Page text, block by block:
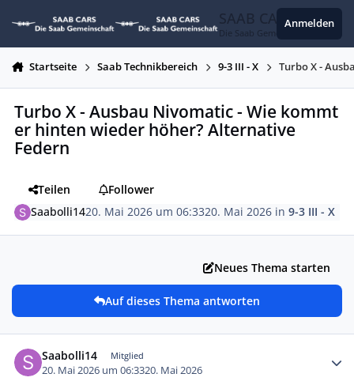
SAAB CARS
Die Saab Gemeinschaft
Anmelden
Startseite Saab Technikbereich 9-3 III - X Turbo X -
Turbo X - Ausbau Nivomatic - Wie kommt
er hinten wieder höher? Alternative
Federn
Teilen
Follower
Saabolli1420. Mai 2026 um 06:3320. Mai 2026 in9-3 III - X
Neues Thema starten
Auf dieses Thema antworten
Saabolli14 Mitglied
20. Mai 2026 um 06:3320. Mai 2026